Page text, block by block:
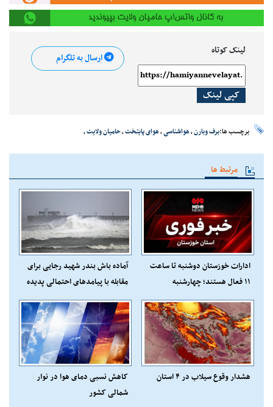
لینک کوتاه
کپی لینک
ارسال به تلگرام
برچسب ها:برف وبارن،هواشناسی،هوای پایتخت،حامیان ولایت،
مرتبط ها
ادارات خوزستان دوشنبه تا ساعت
۱۱ فعال هستند؛ چهارشنبه
دورکارند
آماده باش بندر شهید رجایی برای
مقابله با پیامدهای احتمالی پدیده
ال‌نینو
هشدار وقوع سیلاب در ۴ استان
کاهش نسبی دمای هوا در نوار
شمالی کشور